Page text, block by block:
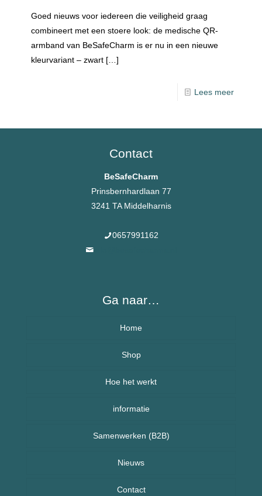
Goed nieuws voor iedereen die veiligheid graag
combineert met een stoere look: de medische QR-
armband van BeSafeCharm is er nu in een nieuwe
kleurvariant – zwart […]
Lees meer
Contact
BeSafeCharm
Prinsbernhardlaan 77
3241 TA Middelharnis
0657991162
Ga naar…
Home
Over BeSafeCharm – ons verhaal
Shop
Armbanden
Kettingen
Kinderen
Sport sieraden
Hoe het werkt
informatie
Veelgestelde vragen (FAQ) – BeSafeCharm
Retourneren & herroepingsrecht
Samenwerken (B2B)
Nieuws
Nieuws uit Nederland
Contact